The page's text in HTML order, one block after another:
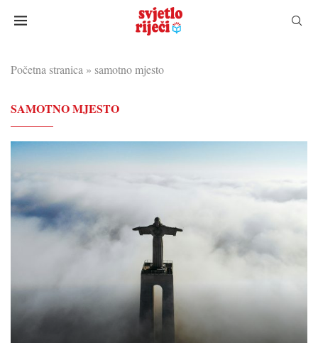
Početna stranica » samotno mjesto
SAMOTNO MJESTO